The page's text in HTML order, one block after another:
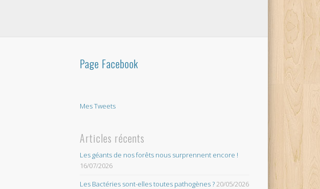
Page Facebook
Mes Tweets
Articles récents
Les géants de nos forêts nous surprennent encore !
16/07/2026
Les Bactéries sont-elles toutes pathogènes ?20/05/2026